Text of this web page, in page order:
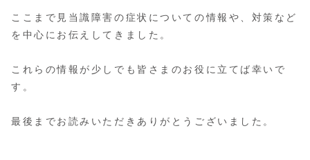
ここまで見当識障害の症状についての情報や、対策など
を中心にお伝えしてきました。
これらの情報が少しでも皆さまのお役に立てば幸いで
す。
最後までお読みいただきありがとうございました。